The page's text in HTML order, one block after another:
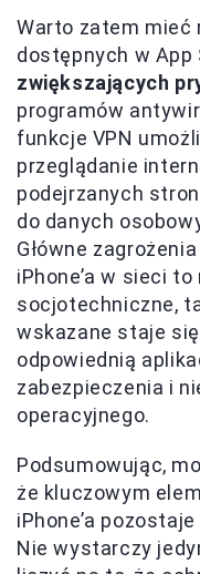
Warto zatem mieć
dostępnych w App
zwiększających
programów
funkcje VPN
przeglądanie
podejrzanych
do danych
Główne
iPhone’a w sieci
socjotechniczne,
wskazane staje
odpowiednią
zabezpieczenia i
operacyjnego.
Podsumowując,
że kluczowym
iPhone’a pozostaje
Nie wystarczy